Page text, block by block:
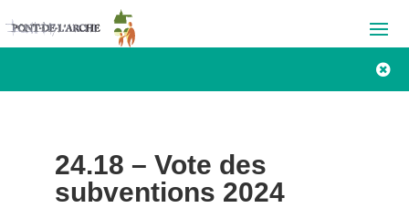

24.18 – Vote des
subventions 2024